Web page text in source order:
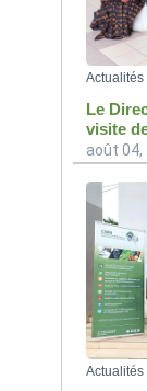
Actualités
Le
visite
août 04,
Actualités